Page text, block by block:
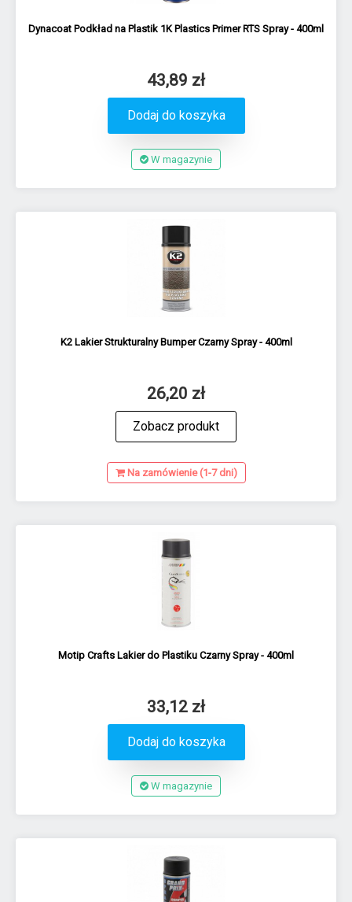
Dynacoat Podkład na Plastik 1K Plastics Primer RTS Spray - 400ml
43,89 zł
Dodaj do koszyka
W magazynie
K2 Lakier Strukturalny Bumper Czarny Spray - 400ml
26,20 zł
Zobacz produkt
Na zamówienie (1-7 dni)
Motip Crafts Lakier do Plastiku Czarny Spray - 400ml
33,12 zł
Dodaj do koszyka
W magazynie